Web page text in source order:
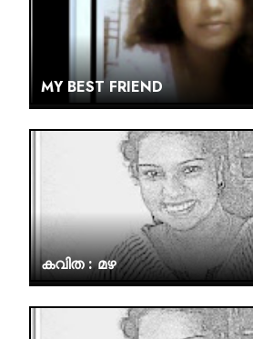
MY BEST FRIEND
കവിത : മഴ